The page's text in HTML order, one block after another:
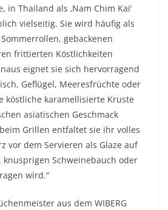
in Thailand als ‚Nam Chim Kai‘
vielseitig. Sie wird häufig als
gebackenen
frittierten Köstlichkeiten
eignet sie sich hervorragend
Geflügel, Meeresfrüchte oder
köstliche karamellisierte Kruste
asiatischen Geschmack
Grillen entfaltet sie ihr volles
vor dem Servieren als Glaze auf
knusprigen Schweinebauch oder
wird.“
aus dem WIBERG